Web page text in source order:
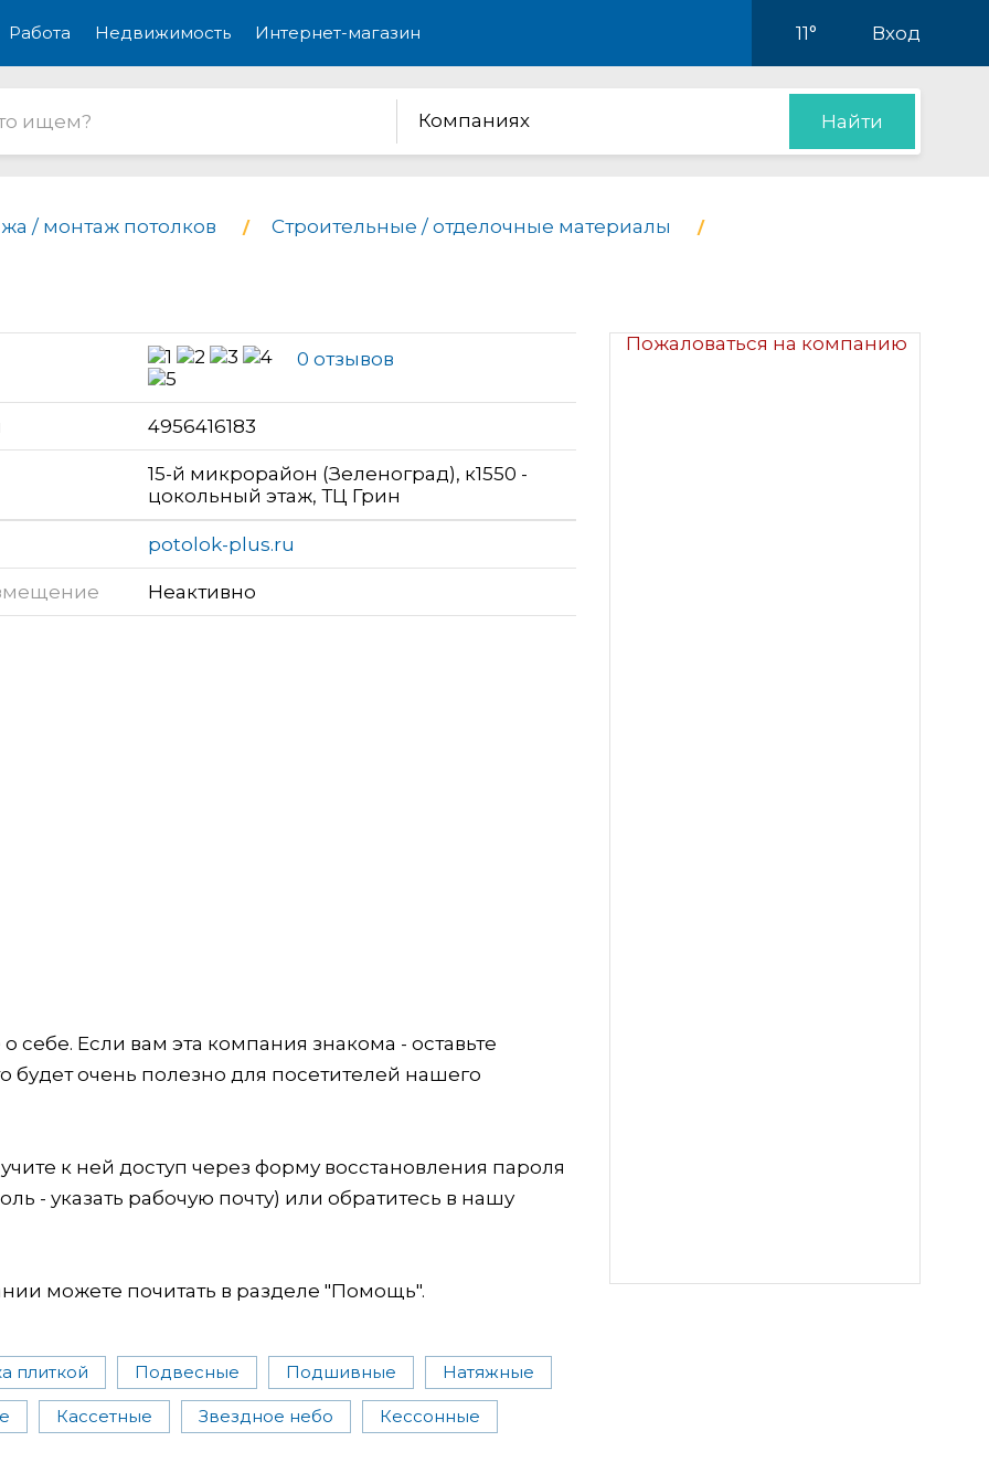
Работа Недвижимость Интернет-магазин 11° Вход
Компаниях Найти
/ монтаж потолков Строительные / отделочные материалы
Пожаловаться на компанию
0 отзывов
4956416183
15-й микрорайон (Зеленоград), к1550 -
цокольный этаж, ТЦ Грин
potolok-plus.ru
Неактивно
Если вам эта компания знакома - оставьте
будет очень полезно для посетителей нашего
к ней доступ через форму восстановления пароля
- указать рабочую почту) или обратитесь в нашу
можете почитать в разделе "Помощь".
плиткой Подвесные Подшивные Натяжные
Кассетные Звездное небо Кессонные